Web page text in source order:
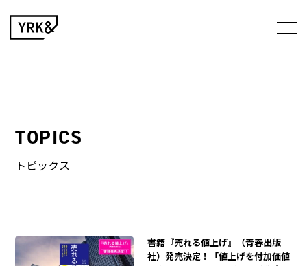
TOPICS
トピックス
書籍『売れる値上げ』（青春出版
社）発売決定！「値上げを付加価値